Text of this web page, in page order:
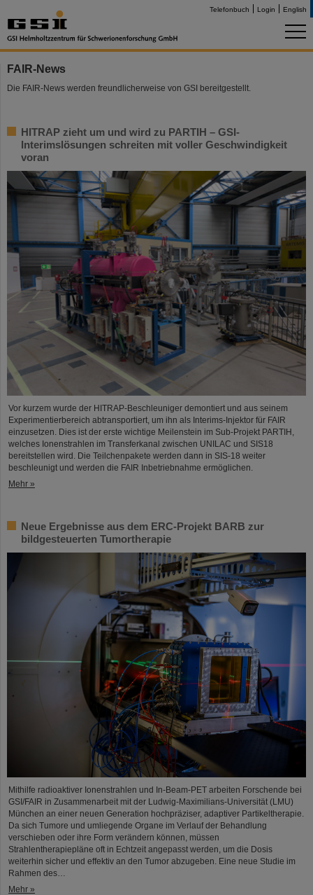
Telefonbuch Login English
FAIR-News
Die FAIR-News werden freundlicherweise von GSI bereitgestellt.
HITRAP zieht um und wird zu PARTIH – GSI-
Interimslösungen schreiten mit voller Geschwindigkeit
voran
Vor kurzem wurde der HITRAP-Beschleuniger demontiert und aus seinem
Experimentierbereich abtransportiert, um ihn als Interims-Injektor für FAIR
einzusetzen. Dies ist der erste wichtige Meilenstein im Sub-Projekt PARTIH,
welches Ionenstrahlen im Transferkanal zwischen UNILAC und SIS18
bereitstellen wird. Die Teilchenpakete werden dann in SIS-18 weiter
beschleunigt und werden die FAIR Inbetriebnahme ermöglichen.
Mehr »
Neue Ergebnisse aus dem ERC-Projekt BARB zur
bildgesteuerten Tumortherapie
Mithilfe radioaktiver Ionenstrahlen und In-Beam-PET arbeiten Forschende bei
GSI/FAIR in Zusammenarbeit mit der Ludwig-Maximilians-Universität (LMU)
München an einer neuen Generation hochpräziser, adaptiver Partikeltherapie.
Da sich Tumore und umliegende Organe im Verlauf der Behandlung
verschieben oder ihre Form verändern können, müssen
Strahlentherapiepläne oft in Echtzeit angepasst werden, um die Dosis
weiterhin sicher und effektiv an den Tumor abzugeben. Eine neue Studie im
Rahmen des…
Mehr »